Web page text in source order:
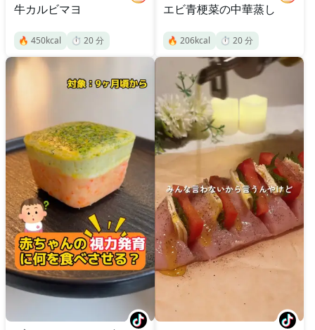
牛カルビマヨ
🔥 450kcal ⏱️ 20分
エビ青梗菜の中華蒸し
🔥 206kcal ⏱️ 20分